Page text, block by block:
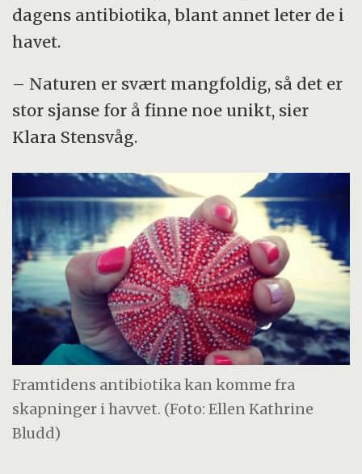
dagens antibiotika, blant annet leter de i
havet.
– Naturen er svært mangfoldig, så det er
stor sjanse for å finne noe unikt, sier
Klara Stensvåg.
Framtidens antibiotika kan komme fra
skapninger i havvet. (Foto: Ellen Kathrine
Bludd)